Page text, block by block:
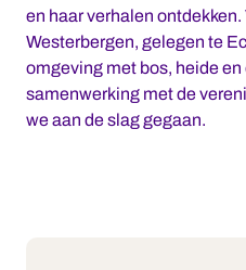
en haar verhalen
Westerbergen, gelegen te
omgeving met bos, heide en
samenwerking met de
we aan de slag gegaan.